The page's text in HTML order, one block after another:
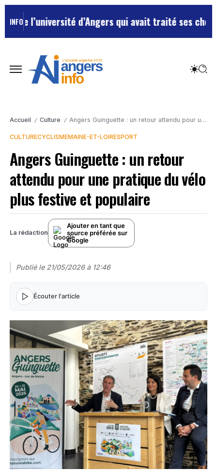
INFO d’Angers qui avait traité ses chefs de
Accueil / Culture / Angers Guinguette : un retour attendu pour une pratique du vélo plus festive et populaire
CULTURECYCLISMEMAINE-ET-LOIRESPORT
Angers Guinguette : un retour
attendu pour une pratique du vélo
plus festive et populaire
La rédaction
Ajouter en tant que
source préférée sur
Google
Publié le 21/05/2026 à 12:46
Écouter l'article